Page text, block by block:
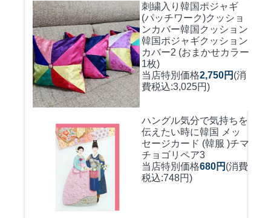
刺繍入り韓国ポジャギ
(パッチワーク)クッショ
ンカバー韓国クッション
韓国ポジャギクッション
カバー2 (おまかせカラー
1枚)
当店特別価格2,750円 (消
費税込:3,025円)
ハングル気分で気持ちを
伝えたい時に韓国 メッ
セージカード (韓服 )チマ
チョゴリペア3
当店特別価格680円 (消費
税込:748円)